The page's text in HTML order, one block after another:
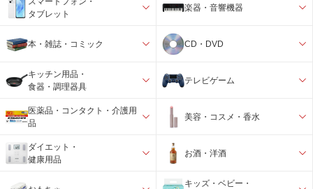
タブレット
楽器・音響機器
本・雑誌・コミック CD・DVD
キッチン用品・
食器・調理器具
テレビゲーム
医薬品・コンタクト・介護用
品
美容・コスメ・香水
ダイエット・
健康用品
お酒・洋酒
キッズ・ベビー・